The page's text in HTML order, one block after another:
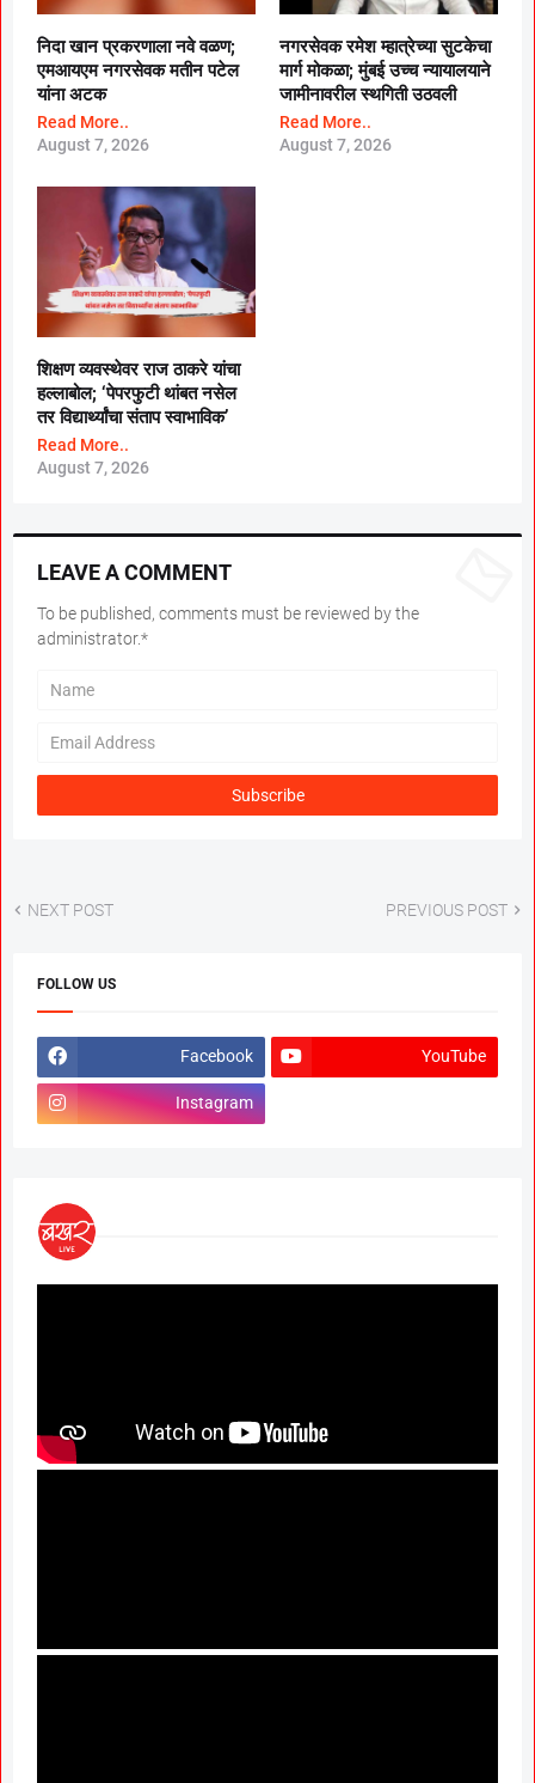
निदा खान प्रकरणाला नवे वळण;
एमआयएम नगरसेवक मतीन पटेल
यांना अटक
Read More..
August 7, 2026
नगरसेवक रमेश म्हात्रेच्या सुटकेचा
मार्ग मोकळा; मुंबई उच्च न्यायालयाने
जामीनावरील स्थगिती उठवली
Read More..
August 7, 2026
शिक्षण व्यवस्थेवर राज ठाकरे यांचा
हल्लाबोल; ‘पेपरफुटी थांबत नसेल
तर विद्यार्थ्यांचा संताप स्वाभाविक’
Read More..
August 7, 2026
LEAVE A COMMENT
To be published, comments must be reviewed by the
administrator.*
NEXT POST PREVIOUS POST
FOLLOW US
Facebook YouTube
Instagram